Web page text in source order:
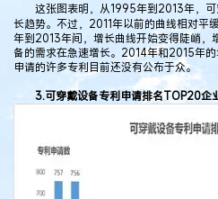
这张图表明，从1995年到2013年，可
长趋势。不过，2011年以前的曲线相对平
年到2013年间，增长曲线开始变得陡峭，
备的需求在急速增长。2014年和2015年
申请的许多专利目前还没有公布于众。
3.可穿戴设备专利申请排名TOP20企